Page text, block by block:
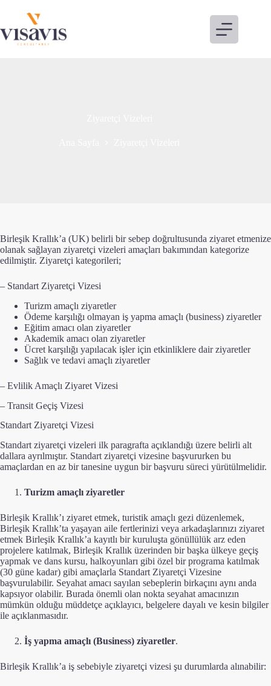
content
Birleşik Krallık’a (UK) belirli bir sebep doğrultusunda ziyaret etmenize
olanak sağlayan ziyaretçi vizeleri amaçları bakımından kategorize
edilmiştir. Ziyaretçi kategorileri;
– Standart Ziyaretçi Vizesi
Turizm amaçlı ziyaretler
Ödeme karşılığı olmayan iş yapma amaçlı (business) ziyaretler
Eğitim amacı olan ziyaretler
Akademik amacı olan ziyaretler
Ücret karşılığı yapılacak işler için etkinliklere dair ziyaretler
Sağlık ve tedavi amaçlı ziyaretler
– Evlilik Amaçlı Ziyaret Vizesi
– Transit Geçiş Vizesi
Standart Ziyaretçi Vizesi
Standart ziyaretçi vizeleri ilk paragrafta açıklandığı üzere belirli alt
dallara ayrılmıştır. Standart ziyaretçi vizesine başvururken bu
amaçlardan en az bir tanesine uygun bir başvuru süreci yürütülmelidir.
Turizm amaçlı ziyaretler
Birleşik Krallık’ı ziyaret etmek, turistik amaçlı gezi düzenlemek,
Birleşik Krallık’ta yaşayan aile fertlerinizi veya arkadaşlarınızı ziyaret
etmek Birleşik Krallık’a kayıtlı bir kuruluşta gönüllülük arz eden
projelere katılmak, Birleşik Krallık üzerinden bir başka ülkeye geçiş
yapmak ve dans kursu, halkoyunları gibi özel bir programa katılmak
(30 güne kadar) gibi amaçlarla Standart Ziyaretçi Vizesine
başvurulabilir. Seyahat amacı sayılan sebeplerin birkaçını aynı anda
kapsıyor olabilir. Burada önemli olan nokta seyahat amacınızın
mümkün olduğu müddetçe açıklayıcı, belgelere dayalı ve kesin bilgiler
ile açıklanmasıdır.
İş yapma amaçlı (Business) ziyaretler.
Birleşik Krallık’a iş sebebiyle ziyaretçi vizesi şu durumlarda alınabilir: